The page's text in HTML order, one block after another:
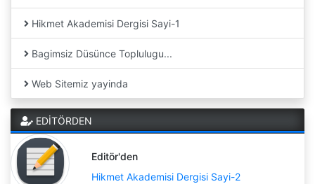
Hikmet Akademisi Dergisi Sayi-1
Bagimsiz Düsünce Toplulugu...
Web Sitemiz yayinda
EDİTÖRDEN
Editör'den
Hikmet Akademisi Dergisi Sayi-2